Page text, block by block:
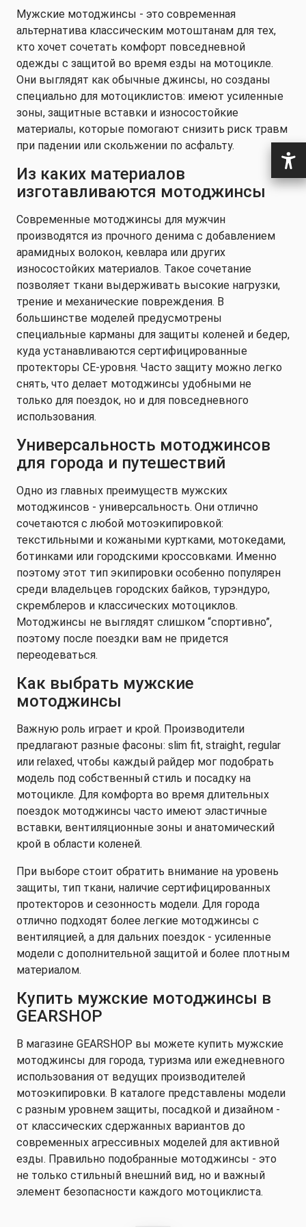
Мужские мотоджинсы - это современная
альтернатива классическим мотоштанам для тех,
кто хочет сочетать комфорт повседневной
одежды с защитой во время езды на мотоцикле.
Они выглядят как обычные джинсы, но созданы
специально для мотоциклистов: имеют усиленные
зоны, защитные вставки и износостойкие
материалы, которые помогают снизить риск травм
при падении или скольжении по асфальту.
Из каких материалов
изготавливаются мотоджинсы
Современные мотоджинсы для мужчин
производятся из прочного денима с добавлением
арамидных волокон, кевлара или других
износостойких материалов. Такое сочетание
позволяет ткани выдерживать высокие нагрузки,
трение и механические повреждения. В
большинстве моделей предусмотрены
специальные карманы для защиты коленей и бедер,
куда устанавливаются сертифицированные
протекторы CE-уровня. Часто защиту можно легко
снять, что делает мотоджинсы удобными не
только для поездок, но и для повседневного
использования.
Универсальность мотоджинсов
для города и путешествий
Одно из главных преимуществ мужских
мотоджинсов - универсальность. Они отлично
сочетаются с любой мотоэкипировкой:
текстильными и кожаными куртками, мотокедами,
ботинками или городскими кроссовками. Именно
поэтому этот тип экипировки особенно популярен
среди владельцев городских байков, турэндуро,
скремблеров и классических мотоциклов.
Мотоджинсы не выглядят слишком “спортивно”,
поэтому после поездки вам не придется
переодеваться.
Как выбрать мужские
мотоджинсы
Важную роль играет и крой. Производители
предлагают разные фасоны: slim fit, straight, regular
или relaxed, чтобы каждый райдер мог подобрать
модель под собственный стиль и посадку на
мотоцикле. Для комфорта во время длительных
поездок мотоджинсы часто имеют эластичные
вставки, вентиляционные зоны и анатомический
крой в области коленей.
При выборе стоит обратить внимание на уровень
защиты, тип ткани, наличие сертифицированных
протекторов и сезонность модели. Для города
отлично подходят более легкие мотоджинсы с
вентиляцией, а для дальних поездок - усиленные
модели с дополнительной защитой и более плотным
материалом.
Купить мужские мотоджинсы в
GEARSHOP
В магазине GEARSHOP вы можете купить мужские
мотоджинсы для города, туризма или ежедневного
использования от ведущих производителей
мотоэкипировки. В каталоге представлены модели
с разным уровнем защиты, посадкой и дизайном -
от классических сдержанных вариантов до
современных агрессивных моделей для активной
езды. Правильно подобранные мотоджинсы - это
не только стильный внешний вид, но и важный
элемент безопасности каждого мотоциклиста.